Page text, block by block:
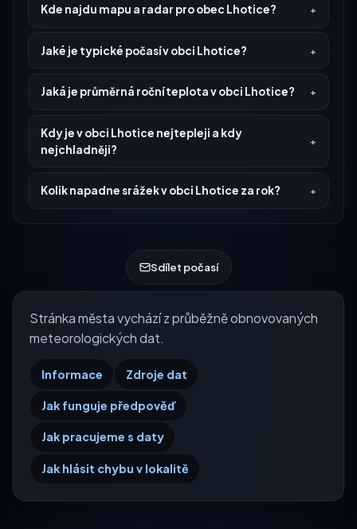
Kde najdu mapu a radar pro obec Lhotice?
Jaké je typické počasí v obci Lhotice?
Jaká je průměrná roční teplota v obci Lhotice?
Kdy je v obci Lhotice nejtepleji a kdy
nejchladněji?
Kolik napadne srážek v obci Lhotice za rok?
Sdílet počasí
Stránka města vychází z průběžně obnovovaných
meteorologických dat.
Informace Zdroje dat
Jak funguje předpověď
Jak pracujeme s daty
Jak hlásit chybu v lokalitě